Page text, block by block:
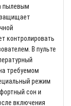
пылевым
контролировать
В пульте
требуемом
режим
сон и
включения